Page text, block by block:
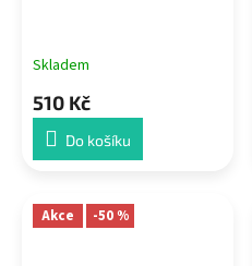
Skladem
510 Kč
Do košíku
Akce -50 %